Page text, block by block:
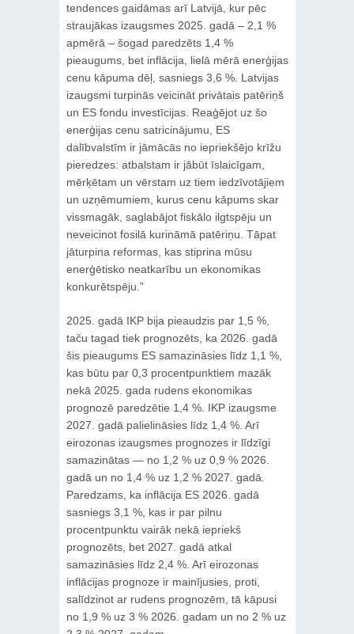
tendences gaidāmas arī Latvijā, kur pēc
straujākas izaugsmes 2025. gadā – 2,1 %
apmērā – šogad paredzēts 1,4 %
pieaugums, bet inflācija, lielā mērā enerģijas
cenu kāpuma dēļ, sasniegs 3,6 %. Latvijas
izaugsmi turpinās veicināt privātais patēriņš
un ES fondu investīcijas. Reaģējot uz šo
enerģijas cenu satricinājumu, ES
dalībvalstīm ir jāmācās no iepriekšējo krīžu
pieredzes: atbalstam ir jābūt īslaicīgam,
mērķētam un vērstam uz tiem iedzīvotājiem
un uzņēmumiem, kurus cenu kāpums skar
vissmagāk, saglabājot fiskālo ilgtspēju un
neveicinot fosilā kurināmā patēriņu. Tāpat
jāturpina reformas, kas stiprina mūsu
enerģētisko neatkarību un ekonomikas
konkurētspēju.”
2025. gadā IKP bija pieaudzis par 1,5 %,
taču tagad tiek prognozēts, ka 2026. gadā
šis pieaugums ES samazināsies līdz 1,1 %,
kas būtu par 0,3 procentpunktiem mazāk
nekā 2025. gada rudens ekonomikas
prognozē paredzētie 1,4 %. IKP izaugsme
2027. gadā palielināsies līdz 1,4 %. Arī
eirozonas izaugsmes prognozes ir līdzīgi
samazinātas — no 1,2 % uz 0,9 % 2026.
gadā un no 1,4 % uz 1,2 % 2027. gadā.
Paredzams, ka inflācija ES 2026. gadā
sasniegs 3,1 %, kas ir par pilnu
procentpunktu vairāk nekā iepriekš
prognozēts, bet 2027. gadā atkal
samazināsies līdz 2,4 %. Arī eirozonas
inflācijas prognoze ir mainījusies, proti,
salīdzinot ar rudens prognozēm, tā kāpusi
no 1,9 % uz 3 % 2026. gadam un no 2 % uz